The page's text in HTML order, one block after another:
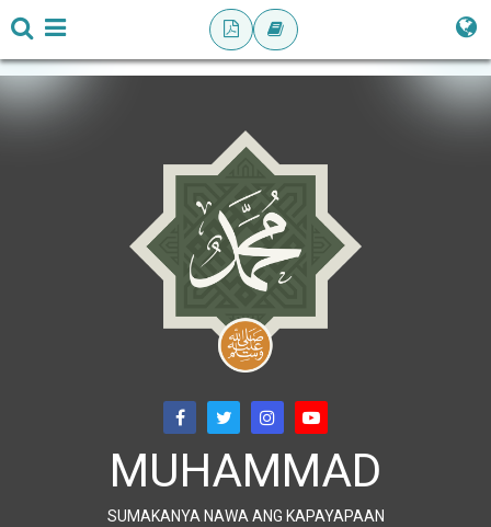
MUHAMMAD
SUMAKANYA NAWA ANG KAPAYAPAAN